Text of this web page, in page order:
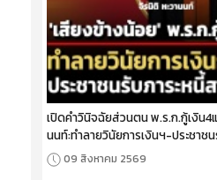
เปิดคำวินิจฉัยส่วนตน พ.ร.ก.กู้เงิน4
นนท์:ทำลายวินัยการเงินฯ-ประชาช
09 สิงหาคม 2569